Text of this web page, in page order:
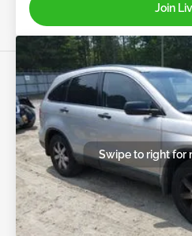
Join
Swipe to right for